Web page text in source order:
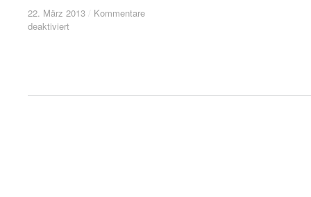
22. März 2013 / Kommentare
deaktiviert
22. März 2013 / Kommentare
deaktiviert